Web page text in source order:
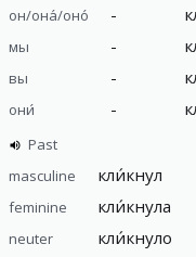
он/она́/оно́ -
мы -
вы -
они́ -
Past
masculine
кли́кнул
feminine кли́кнула
neuter кли́кнуло